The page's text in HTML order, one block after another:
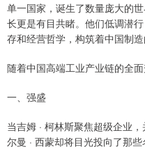
单一国家，诞生了数量庞大的
长更是有目共睹。他们低调潜
存和经营哲学，构筑着中国制造
随着中国高端工业产业链的全
一、强盛
当吉姆 · 柯林斯聚焦超级企业
尔曼 · 西蒙却将目光投向了那